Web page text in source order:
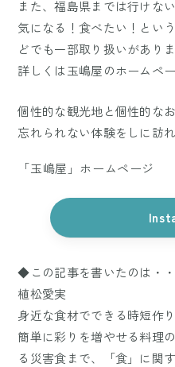
また、福島県までは行けな
気になる！食べたい！とい
どでも一部取り扱いがありま
詳しくは玉嶋屋のホームペ
個性的な観光地と個性的な
忘れられない体験をしに訪
「玉嶋屋」ホームページ
◆この記事を書いたのは・
植松愛実
身近な食材でできる時短作
簡単に彩りを増やせる料理
る災害食まで、「食」に関